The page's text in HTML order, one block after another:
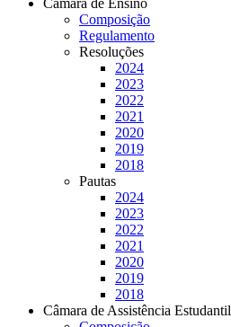
Câmara de Ensino
Composição
Regulamento
Resoluções
2024
2023
2022
2021
2020
2019
2018
Pautas
2024
2023
2022
2021
2020
2019
2018
Câmara de Assistência Estudantil